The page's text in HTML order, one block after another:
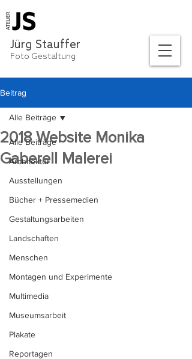
Jürg Stauffer
Foto Gestaltung
Beitrag
Alle Beiträge
Architektur
Ausstellungen
Bücher + Pressemedien
Gestaltungsarbeiten
Landschaften
Menschen
Montagen und Experimente
Multimedia
Museumsarbeit
Plakate
Reportagen
Alle Beiträge
2018 Website Monika
Gaberell Malerei